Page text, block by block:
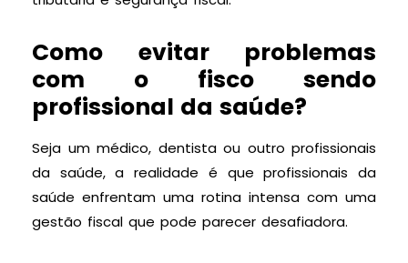
Como evitar problemas
com o fisco sendo
profissional da saúde?
Seja um médico, dentista ou outro profissionais
da saúde, a realidade é que profissionais da
saúde enfrentam uma rotina intensa com uma
gestão fiscal que pode parecer desafiadora.